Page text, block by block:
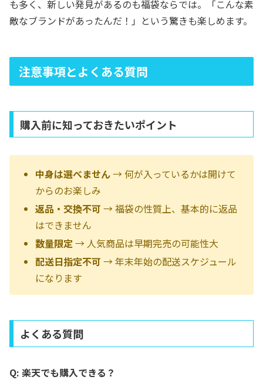
も多く、新しい発見があるのも福袋ならでは。「こんな素
敵なブランドがあったんだ！」という驚きも楽しめます。
注意事項とよくある質問
購入前に知っておきたいポイント
中身は選べません→ 何が入っているかは開けて
からのお楽しみ
返品・交換不可 → 福袋の性質上、基本的に返品
はできません
数量限定→ 人気商品は早期完売の可能性大
配送日指定不可 → 年末年始の配送スケジュール
になります
よくある質問
Q: 楽天でも購入できる？